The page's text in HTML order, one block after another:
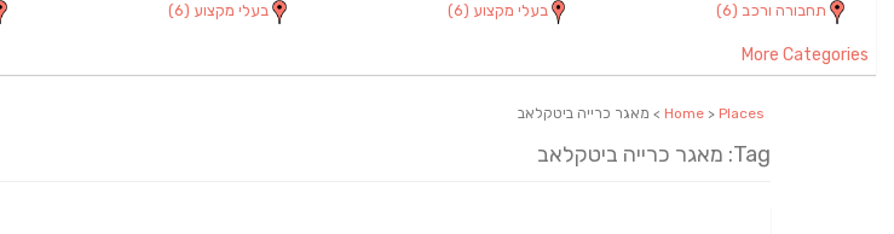
תחבורה ורכב (6) בעלי מקצוע (6) בעלי מקצוע (6)
More Categories
Home > Places > מאגר כרייה ביטקלאב
Tag: מאגר כרייה ביטקלאב